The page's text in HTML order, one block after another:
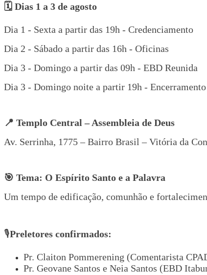
🗓️ Dias 1 a 3 de agosto
Dia 1 - Sexta a partir das 19h - Credenciamento
Dia 2 - Sábado a partir das 16h - Oficinas
Dia 3 - Domingo a partir das 09h - EBD Reunida
Dia 3 - Domingo noite a partir 19h - Encerramento
📍 Templo Central – Assembleia de Deus
Av. Serrinha, 1775 – Bairro Brasil – Vitória da
🎯 Tema: O Espírito Santo e a Palavra
Um tempo de edificação, comunhão e
🎙️Preletores confirmados:
Pr. Claiton Pommerening (Comentarista
Pr. Geovane Santos e Neia Santos (EBD